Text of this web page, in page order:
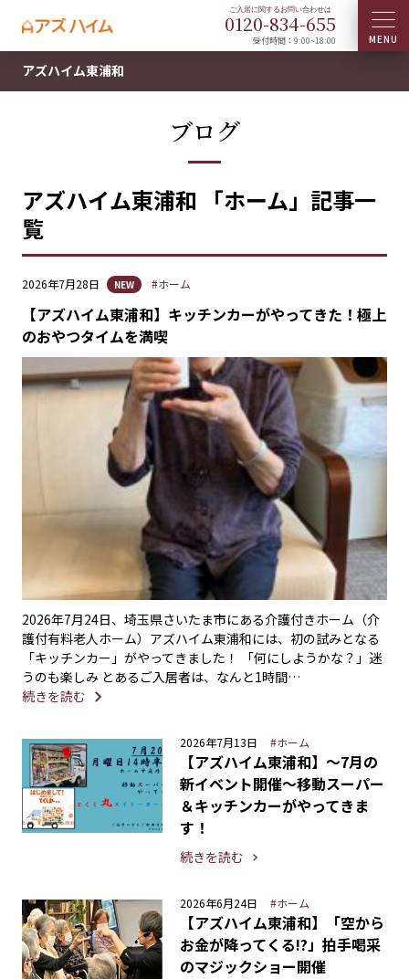
0120-834-655
受付時間：9:00~18:00
アズハイム東浦和
ブログ
アズハイム東浦和 「ホーム」記事一
覧
2026年7月28日 NEW #ホーム
【アズハイム東浦和】キッチンカーがやってきた！極上
のおやつタイムを満喫
2026年7月24日、埼玉県さいたま市にある介護付きホーム（介
護付有料老人ホーム）アズハイム東浦和には、初の試みとなる
「キッチンカー」がやってきました！ 「何にしようかな？」迷
うのも楽しみ とあるご入居者は、なんと1時間…
続きを読む
2026年7月13日 #ホーム
【アズハイム東浦和】〜7月の
新イベント開催〜移動スーパー
＆キッチンカーがやってきま
す！
続きを読む
2026年6月24日 #ホーム
【アズハイム東浦和】「空から
お金が降ってくる!?」拍手喝采
のマジックショー開催